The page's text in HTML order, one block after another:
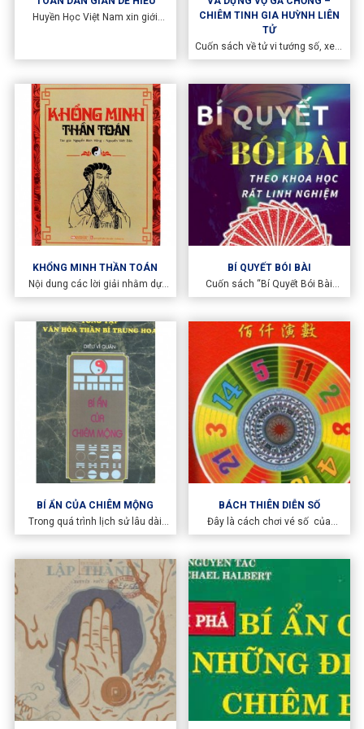
Huyền Học Việt Nam xin giới
CHIÊM TINH GIA HUỲNH LIÊN
TỬ
Cuốn sách về tử vi tướng số, xem
tuổi làm nhà, tuổi dựng vợ gả
chiêm tinh gia nổi tiếng Huỳnh
KHỔNG MINH THẦN TOÁN
Nội dung các lời giải nhằm dự
đoán khả năng tốt xấu của sự
"Hướng tới điều tốt, tránh điều
xấu", "Khuyến thiện, trừ ác", nỗ
lực vươn tới: Chân, Thiện, Mỹ.
BÍ QUYẾT BÓI BÀI
Cuốn sách “Bí Quyết Bói Bài
Theo Khoa Học Rất Linh Nghiệm”
chúng ta một cách chi tiết cách
xem bói bài tây một cách hữu
hiệu, với cuốn sách Bí quyết bói
bài này các bạn đọc có thể giải
đáp một cách có khoa học và
chính xác vận mệnh, rủi ro của
mình, cũng như của người xung
quanh.
BÍ ẨN CỦA CHIÊM MỘNG
Trong quá trình lịch sử lâu dài
của Trung Quốc, chiêm mộng
sinh sớm nhất, mà những sử liệu
ghi chép về chiêm mộng tring cả
chiều dài dằng dặc của lịch sử
cũng vô cùng phong phú.
BÁCH THIÊN DIỄN SỐ
Đây là cách chơi vé số của
người xưa, đút kết lại kinh